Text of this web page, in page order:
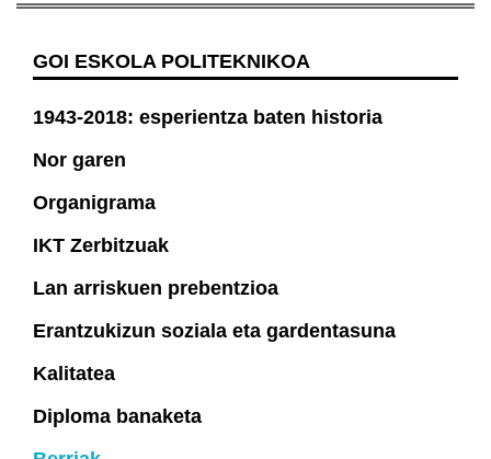
GOI ESKOLA POLITEKNIKOA
1943-2018: esperientza baten historia
Nor garen
Organigrama
IKT Zerbitzuak
Lan arriskuen prebentzioa
Erantzukizun soziala eta gardentasuna
Kalitatea
Diploma banaketa